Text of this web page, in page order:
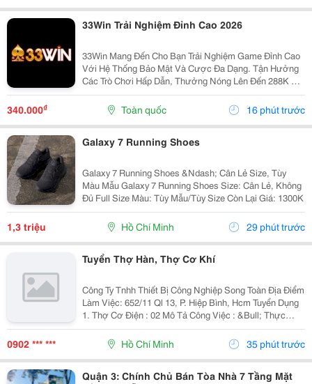
33Win Trải Nghiệm Đỉnh Cao 2026
33Win Mang Đến Cho Bạn Trải Nghiệm Game Đỉnh Cao
Với Hệ Thống Bảo Mật Và Cược Đa Dạng. Tận Hưởng
Các Trò Chơi Hấp Dẫn, Thưởng Nóng Lên Đến 288K Khi
Đăng Ký. Tham Gia Ngay Hôm Nay Để Không Bỏ Lỡ Cơ
Hội Thắng Lớn! Website: Https://33Win.party/ ...
340.000₫ Toàn quốc 16 phút trước
Galaxy 7 Running Shoes
Galaxy 7 Running Shoes &Ndash; Cân Lẻ Size, Tùy
Màu Mẫu Galaxy 7 Running Shoes Size: Cân Lẻ, Không
Đủ Full Size Màu: Tùy Mẫu/Tùy Size Còn Lại Giá: 1300K
1,3 triệu Hồ Chí Minh 29 phút trước
Tuyển Thợ Hàn, Thợ Cơ Khí
Công Ty Tnhh Thiết Bị Công Nghiệp Song Toàn Địa Điểm
Làm Việc: 652/11 Ql 13, P. Hiệp Bình, Hcm Tuyển Dụng
1. Thợ Cơ Điện : 02 Mô Tả Công Việc : &Bull; Thực
Hiện Các Công Việc Lắp Đặt Điện Cho Hệ Thống Lò Sấy,
Máy Khuấy Và Các Sản Phẩm Có...
0902 *** *** Hồ Chí Minh 35 phút trước
Quận 3: Chính Chủ Bán Tòa Nhà 7 Tầng Mặt